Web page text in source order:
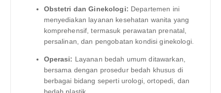
Obstetri dan Ginekologi: Departemen ini
menyediakan layanan kesehatan wanita yang
komprehensif, termasuk perawatan prenatal,
persalinan, dan pengobatan kondisi ginekologi.
Operasi: Layanan bedah umum ditawarkan,
bersama dengan prosedur bedah khusus di
berbagai bidang seperti urologi, ortopedi, dan
bedah plastik.